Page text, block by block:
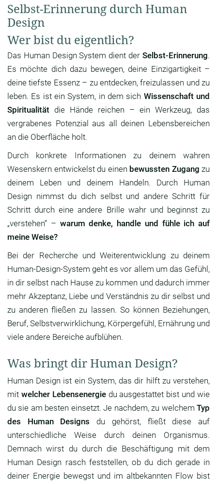
Selbst-Erinnerung durch Human
Design
Wer bist du eigentlich?
Das Human Design System dient der Selbst-Erinnerung.
Es möchte dich dazu bewegen, deine Einzigartigkeit –
deine tiefste Essenz – zu entdecken, freizulassen und zu
leben. Es ist ein System, in dem sich Wissenschaft und
Spiritualität die Hände reichen – ein Werkzeug, das
vergrabenes Potenzial aus all deinen Lebensbereichen
an die Oberfläche holt.
Durch konkrete Informationen zu deinem wahren
Wesenskern entwickelst du einen bewussten Zugang zu
deinem Leben und deinem Handeln. Durch Human
Design nimmst du dich selbst und andere Schritt für
Schritt durch eine andere Brille wahr und beginnst zu
„verstehen“ – warum denke, handle und fühle ich auf
meine Weise?
Bei der Recherche und Weiterentwicklung zu deinem
Human-Design-System geht es vor allem um das Gefühl,
in dir selbst nach Hause zu kommen und dadurch immer
mehr Akzeptanz, Liebe und Verständnis zu dir selbst und
zu anderen fließen zu lassen. So können Beziehungen,
Beruf, Selbstverwirklichung, Körpergefühl, Ernährung und
viele andere Bereiche aufblühen.
Was bringt dir Human Design?
Human Design ist ein System, das dir hilft zu verstehen,
mit welcher Lebensenergiedu ausgestattet bist und wie
du sie am besten einsetzt. Je nachdem, zu welchem Typ
des Human Designs du gehörst, fließt diese auf
unterschiedliche Weise durch deinen Organismus.
Demnach wirst du durch die Beschäftigung mit dem
Human Design rasch feststellen, ob du dich gerade in
deiner Energie bewegst und im altbekannten Flow bist